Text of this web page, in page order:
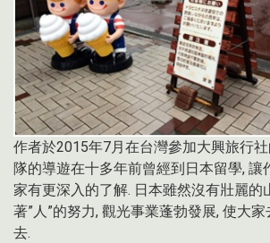
作者於2015年7月在台灣參加大興旅行
隊的導遊在十多年前曾經到日本留學, 讓
家有更深入的了解. 日本雖然沒有壯麗的
著”人”的努力, 觀光事業蓬勃發展, 使大
去.